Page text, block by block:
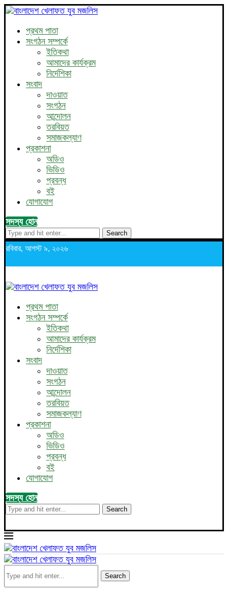
প্রথম পাতা
সংগঠন সম্পর্কে
ইতিকথা
আমাদের কার্যক্রম
নির্দেশিকা
সংবাদ
দাওয়াত
সংগঠন
আন্দোলন
তরবিয়ত
সমাজকল্যাণ
প্রকাশনা
অডিও
ভিডিও
প্রবন্ধ
বই
যোগাযোগ
সদস্য হোন
Search
রবিবার, আগস্ট ৯, ২০২৬
প্রথম পাতা
সংগঠন সম্পর্কে
ইতিকথা
আমাদের কার্যক্রম
নির্দেশিকা
সংবাদ
দাওয়াত
সংগঠন
আন্দোলন
তরবিয়ত
সমাজকল্যাণ
প্রকাশনা
অডিও
ভিডিও
প্রবন্ধ
বই
যোগাযোগ
সদস্য হোন
Search
Search